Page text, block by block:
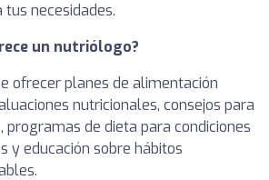
tus necesidades.
un nutriólogo?
ofrecer planes de alimentación
nutricionales, consejos para
programas de dieta para condiciones
y educación sobre hábitos